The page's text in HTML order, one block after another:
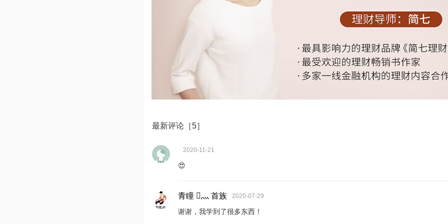
最新评论［5］
2020-11-21
😍
青瞳 灬 首族 2020-07-29
谢谢，我学到了很多东西！